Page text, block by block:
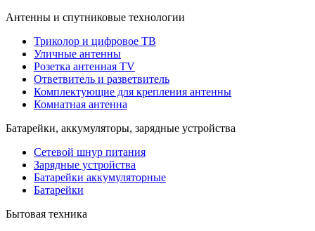
Антенны и спутниковые технологии
Триколор и цифровое ТВ
Уличные антенны
Розетка антенная TV
Ответвитель и разветвитель
Комплектующие для крепления антенны
Комнатная антенна
Батарейки, аккумуляторы, зарядные устройства
Сетевой шнур питания
Зарядные устройства
Батарейки аккумуляторные
Батарейки
Бытовая техника